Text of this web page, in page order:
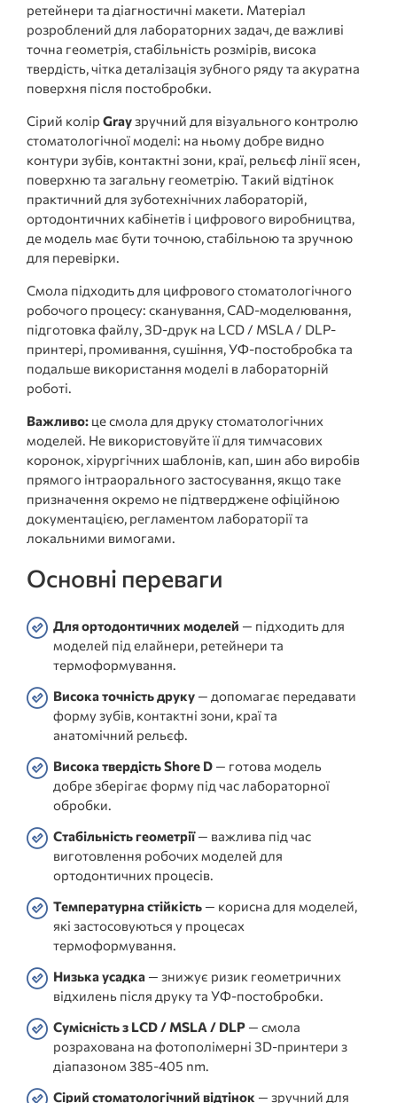
ретейнери та діагностичні макети. Матеріал
розроблений для лабораторних задач, де важливі
точна геометрія, стабільність розмірів, висока
твердість, чітка деталізація зубного ряду та акуратна
поверхня після постобробки.
Сірий колір Grayзручний для візуального контролю
стоматологічної моделі: на ньому добре видно
контури зубів, контактні зони, краї, рельєф лінії ясен,
поверхню та загальну геометрію. Такий відтінок
практичний для зуботехнічних лабораторій,
ортодонтичних кабінетів і цифрового виробництва,
де модель має бути точною, стабільною та зручною
для перевірки.
Смола підходить для цифрового стоматологічного
робочого процесу: сканування, CAD-моделювання,
підготовка файлу, 3D-друк на LCD / MSLA / DLP-
принтері, промивання, сушіння, УФ-постобробка та
подальше використання моделі в лабораторній
роботі.
Важливо: це смола для друку стоматологічних
моделей. Не використовуйте її для тимчасових
коронок, хірургічних шаблонів, кап, шин або виробів
прямого інтраорального застосування, якщо таке
призначення окремо не підтверджене офіційною
документацією, регламентом лабораторії та
локальними вимогами.
Основні переваги
Для ортодонтичних моделей — підходить для
моделей під елайнери, ретейнери та
термоформування.
Висока точність друку — допомагає передавати
форму зубів, контактні зони, краї та
анатомічний рельєф.
Висока твердість Shore D — готова модель
добре зберігає форму під час лабораторної
обробки.
Стабільність геометрії— важлива під час
виготовлення робочих моделей для
ортодонтичних процесів.
Температурна стійкість — корисна для моделей,
які застосовуються у процесах
термоформування.
Низька усадка — знижує ризик геометричних
відхилень після друку та УФ-постобробки.
Сумісність з LCD / MSLA / DLP — смола
розрахована на фотополімерні 3D-принтери з
діапазоном 385-405 nm.
Сірий стоматологічний відтінок — зручний для